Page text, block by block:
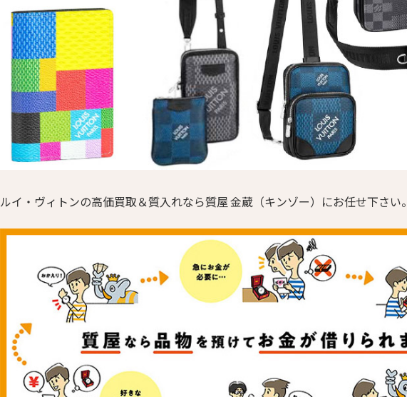
ルイ・ヴィトンの高価買取＆質入れなら質屋 金蔵（キンゾー）にお任せ下さい。